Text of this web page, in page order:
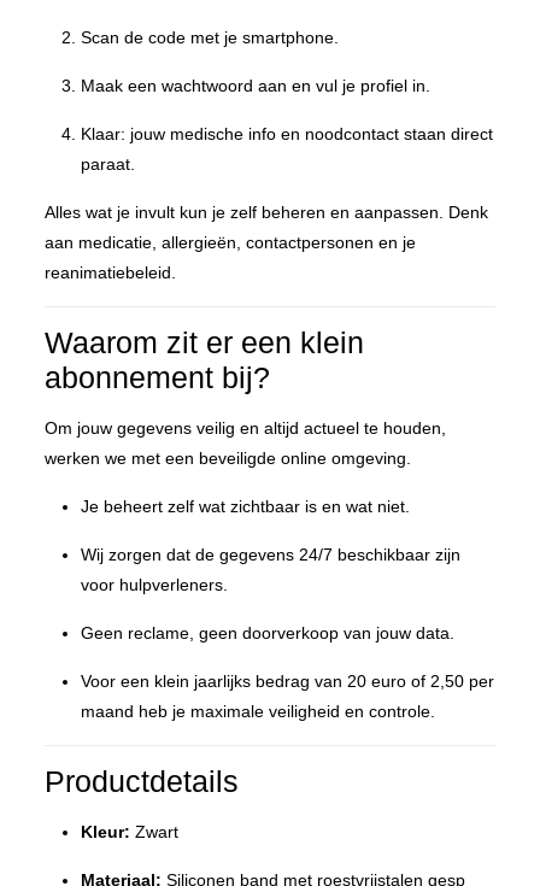
Scan de code met je smartphone.
Maak een wachtwoord aan en vul je profiel in.
Klaar: jouw medische info en noodcontact staan direct
paraat.
Alles wat je invult kun je zelf beheren en aanpassen. Denk
aan medicatie, allergieën, contactpersonen en je
reanimatiebeleid.
Waarom zit er een klein
abonnement bij?
Om jouw gegevens veilig en altijd actueel te houden,
werken we met een beveiligde online omgeving.
Je beheert zelf wat zichtbaar is en wat niet.
Wij zorgen dat de gegevens 24/7 beschikbaar zijn
voor hulpverleners.
Geen reclame, geen doorverkoop van jouw data.
Voor een klein jaarlijks bedrag van 20 euro of 2,50 per
maand heb je maximale veiligheid en controle.
Productdetails
Kleur: Zwart
Materiaal: Siliconen band met roestvrijstalen gesp